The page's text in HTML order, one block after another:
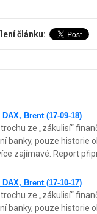
článku:
Brent (17-09-18)
ze „zákulisí“
banky, pouze historie
zajímavé. Report
Brent (17-10-17)
ze „zákulisí“
banky, pouze historie